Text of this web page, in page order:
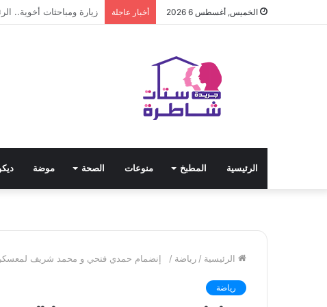
الخميس, أغسطس 6 2026 أخبار عاجلة كادينا سير … العرض
الرئيسية المطبخ منوعات الصحة موضة
الرئيسية / رياضة / إنضمام حمدي فتحي و محمد شريف
رياضة